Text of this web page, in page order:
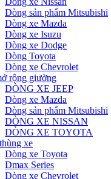
Dòng sản phẩm Mitsubishi
Dòng xe Mazda
Dòng xe Isuzu
Dòng xe Dodge
Dòng Toyota
Dòng xe Chevrolet
rộng giường
DÒNG XE JEEP
Dòng xe Mazda
Dòng sản phẩm Mitsubishi
DÒNG XE NISSAN
DÒNG XE TOYOTA
xe
Dòng xe Toyota
Dmax Series
Dòng xe Chevrolet